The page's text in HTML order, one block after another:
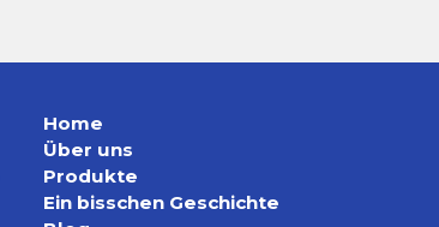
Home
Über uns
Produkte
Ein bisschen Geschichte